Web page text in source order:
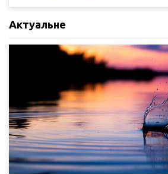
Актуальне